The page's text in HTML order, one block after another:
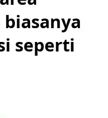
seperti